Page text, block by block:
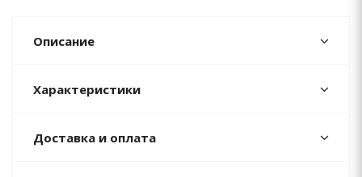
Описание
Характеристики
Доставка и оплата